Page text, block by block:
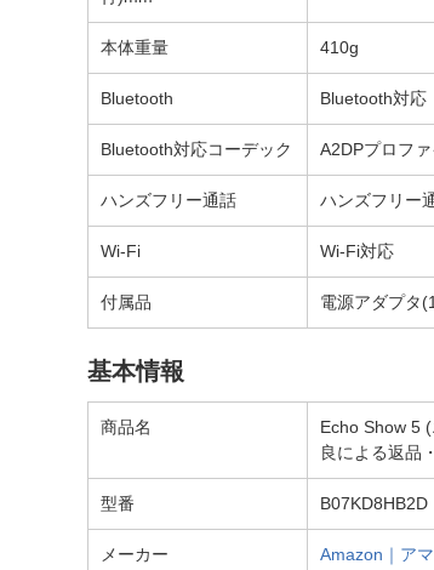
本体重量 410g
Bluetooth Bluetooth対応
Bluetooth対応コーデック A2DPプロフ
ハンズフリー通話 ハンズフリー
Wi-Fi Wi-Fi対応
付属品 電源アダプタ
基本情報
商品名
Echo Show 5
良による返品
型番 B07KD8HB2D
メーカー Amazon｜ア